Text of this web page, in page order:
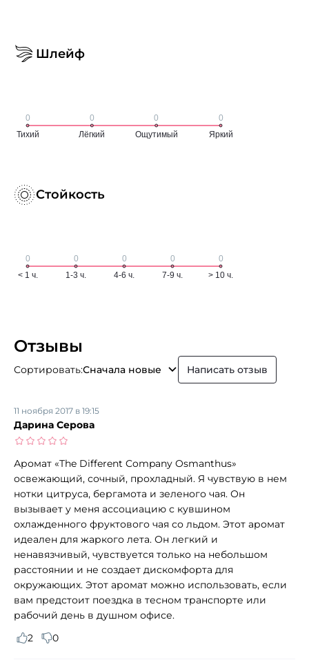
Шлейф
Стойкость
Отзывы
Сортировать:Сначала новые Написать отзыв
Дарина Серова
11 ноября 2017 в 19:15
Аромат «The Different Company Osmanthus»
освежающий, сочный, прохладный. Я чувствую в нем
нотки цитруса, бергамота и зеленого чая. Он
вызывает у меня ассоциацию с кувшином
охлажденного фруктового чая со льдом. Этот аромат
идеален для жаркого лета. Он легкий и
ненавязчивый, чувствуется только на небольшом
расстоянии и не создает дискомфорта для
окружающих. Этот аромат можно использовать, если
вам предстоит поездка в тесном транспорте или
рабочий день в душном офисе.
2
0